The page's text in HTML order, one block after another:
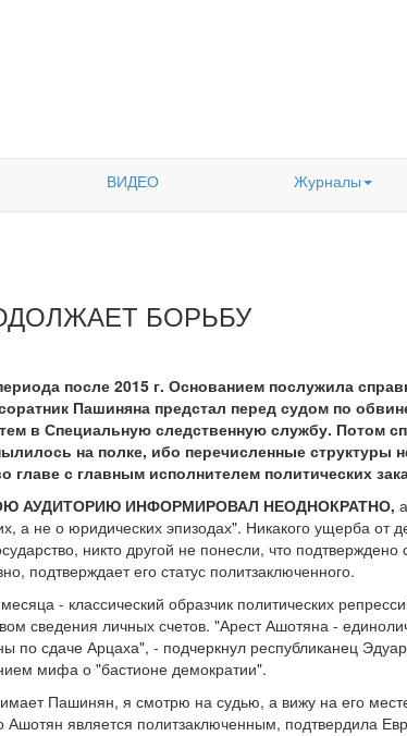
ВИДЕО Журналы
БОРЬБУ
после 2015 г. Основанием послужила
Пашиняна предстал перед судом по
в Специальную следственную службу. Потом
на полке, ибо перечисленные структуры
главе с главным исполнителем политических
АУДИТОРИЮ ИНФОРМИРОВАЛ НЕОДНОКРАТНО,
а не о юридических эпизодах". Никакого ущерба от
никто другой не понесли, что
подтверждает его статус политзаключенного.
- классический образчик политических
сведения личных счетов. "Арест Ашотяна -
по сдаче Арцаха", - подчеркнул республиканец
мифа о "бастионе демократии".
Пашинян, я смотрю на судью, а вижу на его
является политзаключенным, подтвердила